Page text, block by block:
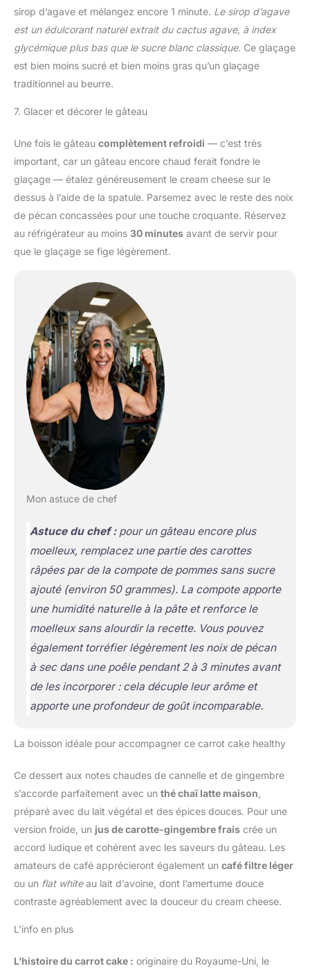
sirop d’agave et mélangez encore 1 minute. Le sirop d’agave
est un édulcorant naturel extrait du cactus agave, à index
glycémique plus bas que le sucre blanc classique. Ce glaçage
est bien moins sucré et bien moins gras qu’un glaçage
traditionnel au beurre.
7. Glacer et décorer le gâteau
Une fois le gâteau complètement refroidi — c’est très
important, car un gâteau encore chaud ferait fondre le
glaçage — étalez généreusement le cream cheese sur le
dessus à l’aide de la spatule. Parsemez avec le reste des noix
de pécan concassées pour une touche croquante. Réservez
au réfrigérateur au moins 30 minutes avant de servir pour
que le glaçage se fige légèrement.
Mon astuce de chef
Astuce du chef :pour un gâteau encore plus
moelleux, remplacez une partie des carottes
râpées par de la compote de pommes sans sucre
ajouté (environ 50 grammes). La compote apporte
une humidité naturelle à la pâte et renforce le
moelleux sans alourdir la recette. Vous pouvez
également torréfier légèrement les noix de pécan
à sec dans une poêle pendant 2 à 3 minutes avant
de les incorporer : cela décuple leur arôme et
apporte une profondeur de goût incomparable.
La boisson idéale pour accompagner ce carrot cake healthy
Ce dessert aux notes chaudes de cannelle et de gingembre
s’accorde parfaitement avec un thé chaï latte maison
préparé avec du lait végétal et des épices douces. Pour une
version froide, un jus de carotte-gingembre frais crée un
accord ludique et cohérent avec les saveurs du gâteau. Les
amateurs de café apprécieront également un café filtre léger
ou un flat whiteau lait d’avoine, dont l’amertume douce
contraste agréablement avec la douceur du cream cheese.
L’info en plus
L’histoire du carrot cake : originaire du Royaume-Uni, le